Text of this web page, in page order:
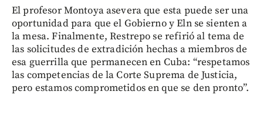
El profesor Montoya asevera que esta puede ser una
oportunidad para que el Gobierno y Eln se sienten a
la mesa. Finalmente, Restrepo se refirió al tema de
las solicitudes de extradición hechas a miembros de
esa guerrilla que permanecen en Cuba: “respetamos
las competencias de la Corte Suprema de Justicia,
pero estamos comprometidos en que se den pronto”.